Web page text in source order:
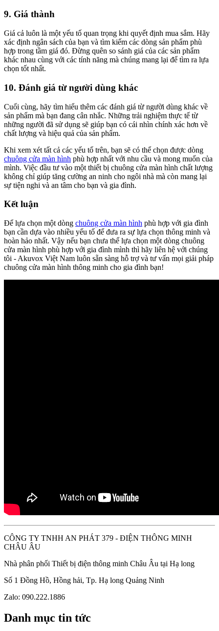
9. Giá thành
Giá cả luôn là một yếu tố quan trọng khi quyết định mua sắm. Hãy
xác định ngân sách của bạn và tìm kiếm các dòng sản phẩm phù
hợp trong tầm giá đó. Đừng quên so sánh giá của các sản phẩm
khác nhau cùng với các tính năng mà chúng mang lại để tìm ra lựa
chọn tốt nhất.
10. Đánh giá từ người dùng khác
Cuối cùng, hãy tìm hiểu thêm các đánh giá từ người dùng khác về
sản phẩm mà bạn đang cân nhắc. Những trải nghiệm thực tế từ
những người đã sử dụng sẽ giúp bạn có cái nhìn chính xác hơn về
chất lượng và hiệu quả của sản phẩm.
Khi xem xét tất cả các yếu tố trên, bạn sẽ có thể chọn được dòng
chuông cửa màn hình phù hợp nhất với nhu cầu và mong muốn của
mình. Việc đầu tư vào một thiết bị chuông cửa màn hình chất lượng
không chỉ giúp tăng cường an ninh cho ngôi nhà mà còn mang lại
sự tiện nghi và an tâm cho bạn và gia đình.
Kết luận
Để lựa chọn một dòng chuông cửa màn hình phù hợp với gia đình
bạn cần dựa vào nhiều yếu tố để đưa ra sự lựa chọn thông minh và
hoàn hảo nhất. Vậy nếu bạn chưa thể lựa chọn một dòng chuông
cửa màn hình phù hợp với gia đình mình thì hãy liên hệ với chúng
tôi - Akuvox Việt Nam luôn sẵn sàng hỗ trợ và tư vấn mọi giải pháp
chuông cửa màn hình thông minh cho gia đình bạn!
CÔNG TY TNHH AN PHÁT 379 - ĐIỆN THÔNG MINH
CHÂU ÂU
Nhà phân phối Thiết bị điện thông minh Châu Âu tại Hạ long
Số 1 Đồng Hồ, Hồng hải, Tp. Hạ long Quảng Ninh
Zalo: 090.222.1886
Danh mục tin tức